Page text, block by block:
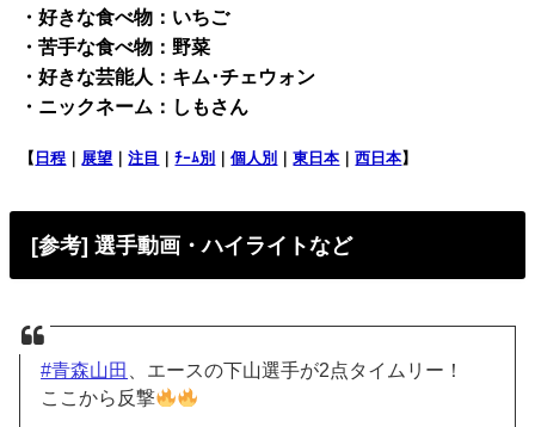
・好きな食べ物：いちご
・苦手な食べ物：野菜
・好きな芸能人：キム･チェウォン
・ニックネーム：しもさん
【 日程 ｜ 展望 ｜注目 ｜ﾁｰﾑ別 ｜個人別 ｜東日本 ｜西日本】
[参考] 選手動画・ハイライトなど
#青森山田
、エースの下山選手が2点タイムリー！
ここから反撃